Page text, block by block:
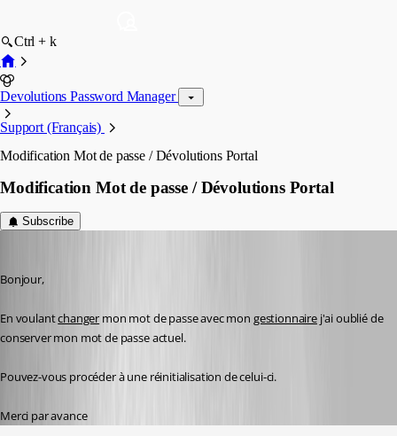
Ctrl + k
Devolutions Password Manager
Support (Français)
Modification Mot de passe / Dévolutions Portal
Modification Mot de passe / Dévolutions Portal
Subscribe
Bonjour,
En voulant changer mon mot de passe avec mon gestionnaire j'ai oublié de
conserver mon mot de passe actuel.
Pouvez-vous procéder à une réinitialisation de celui-ci.
Merci par avance